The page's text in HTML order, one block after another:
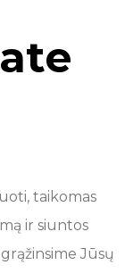
taikomas
ir siuntos
Jūsų